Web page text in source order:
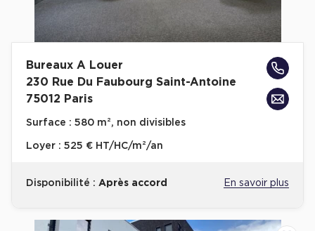
Bureaux A Louer
230 Rue Du Faubourg Saint-Antoine
75012 Paris
Surface : 580 m², non divisibles
Loyer : 525 € HT/HC/m²/an
Disponibilité : Après accord En savoir plus